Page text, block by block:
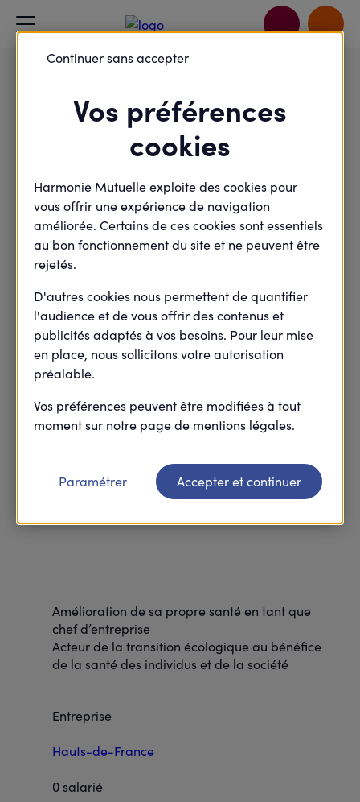
Accueil Prix Santé Entrepreneurs 2026
Guscio
Lauréats régionaux 2026
Lauréat régional
par Guscio
Amélioration de sa propre santé en tant que
chef d’entreprise
Acteur de la transition écologique au bénéfice
de la santé des individus et de la société
Entreprise
Hauts-de-France
0 salarié
Vos préférences
cookies
Harmonie Mutuelle exploite des cookies pour
vous offrir une expérience de navigation
améliorée. Certains de ces cookies sont essentiels
au bon fonctionnement du site et ne peuvent être
rejetés.
D'autres cookies nous permettent de quantifier
l'audience et de vous offrir des contenus et
publicités adaptés à vos besoins. Pour leur mise
en place, nous sollicitons votre autorisation
préalable.
Vos préférences peuvent être modifiées à tout
moment sur notre page de mentions légales.
Continuer sans accepter
Paramétrer Accepter et continuer